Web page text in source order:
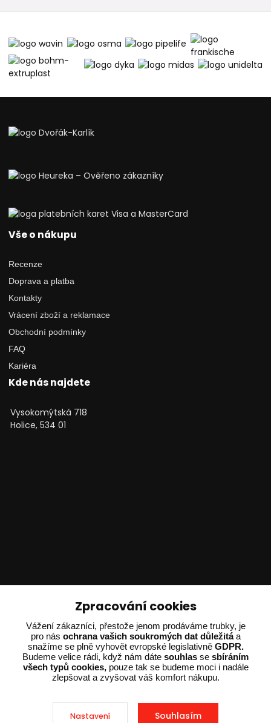
Vše o nákupu
Recenze
Doprava a platba
Kontakty
Vrácení zboží a reklamace
Obchodní podmínky
FAQ
Kariéra
Kde nás najdete
Vysokomýtská 718
Holice, 534 01
Ing. Adam Dvořák
+420 602 234 254
(Po-Pá 8:00 - 15:00)
potrebujiporadit@dvorak-karlik.cz
Zpracování cookies
Vážení zákazníci, přestože jenom prodáváme trubky, je
pro nás ochrana vašich soukromých dat důležitáa
snažíme se plně vyhovět evropské legislativně GDPR.
Budeme velice rádi, když nám dáte souhlas se sbíráním
všech typů cookies,pouze tak se budeme moci i nadále
zlepšovat a zvyšovat váš komfort nákupu.
Nastavení Souhlasím